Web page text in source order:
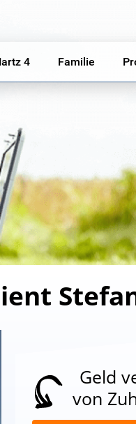
4 Familie
Geld
von